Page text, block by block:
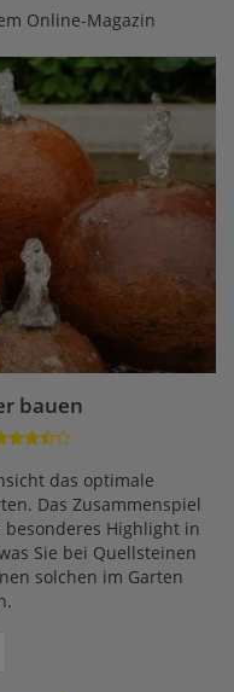
Online-Magazin
bauen
das optimale
Das Zusammenspiel
besonderes Highlight in
Sie bei Quellsteinen
solchen im Garten